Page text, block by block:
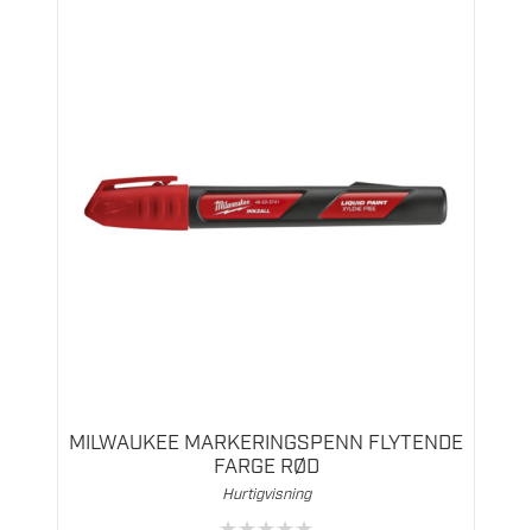
MILWAUKEE MARKERINGSPENN FLYTENDE
FARGE RØD
Hurtigvisning